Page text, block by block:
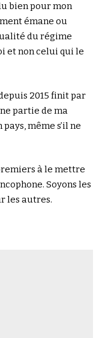
bien pour mon
émane ou
du régime
et non celui qui le
2015 finit par
partie de ma
même s’il ne
à le mettre
Soyons les
les autres.